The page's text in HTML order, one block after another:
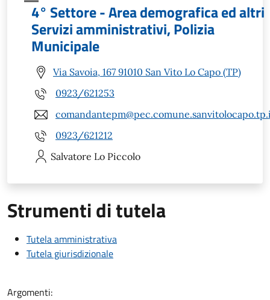
4° Settore - Area demografica ed altri
Servizi amministrativi, Polizia
Municipale
Via Savoia, 167 91010 San Vito Lo Capo (TP)
0923/621253
0923/621212
Salvatore Lo Piccolo
Strumenti di tutela
Tutela amministrativa
Tutela giurisdizionale
Argomenti: